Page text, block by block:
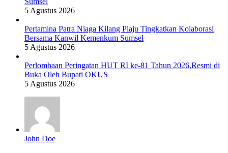
5 Agustus 2026
Pertamina Patra Niaga Kilang Plaju Tingkatkan Kolaborasi
Bersama Kanwil Kemenkum Sumsel
5 Agustus 2026
Perlombaan Peringatan HUT RI ke-81 Tahun 2026,Resmi di
Buka Oleh Bupati OKUS
5 Agustus 2026
John Doe